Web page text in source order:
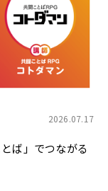
2026.07.17
ば」でつながる